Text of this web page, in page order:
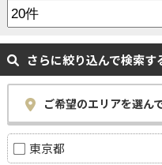
さらに絞り込んで検索す
ご希望のエリアを選ん
東京都